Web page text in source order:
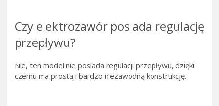
Czy elektrozawór posiada regulację
przepływu?
Nie, ten model nie posiada regulacji przepływu, dzięki
czemu ma prostą i bardzo niezawodną konstrukcję.